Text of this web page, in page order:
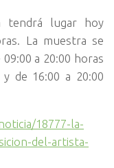
tendrá lugar hoy
La muestra se
a 20:00 horas
de 16:00 a 20:00
18777-la-
del-artista-